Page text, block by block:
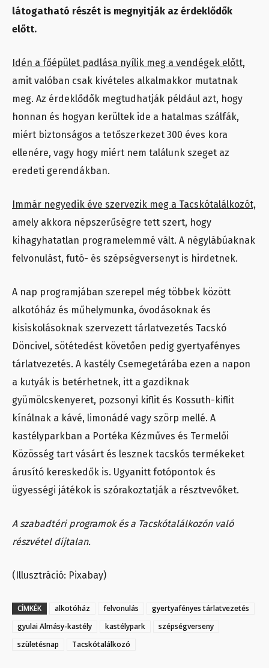
látogatható részét is megnyitják az érdeklődők
előtt.
Idén a főépület padlása nyílik meg a vendégek előtt,
amit valóban csak kivételes alkalmakkor mutatnak
meg. Az érdeklődők megtudhatják például azt, hogy
honnan és hogyan kerültek ide a hatalmas szálfák,
miért biztonságos a tetőszerkezet 300 éves kora
ellenére, vagy hogy miért nem találunk szeget az
eredeti gerendákban.
Immár negyedik éve szervezik meg a Tacskótalálkozót,
amely akkora népszerűségre tett szert, hogy
kihagyhatatlan programelemmé vált. A négylábúaknak
felvonulást, futó- és szépségversenyt is hirdetnek.
A nap programjában szerepel még többek között
alkotóház és műhelymunka, óvodásoknak és
kisiskolásoknak szervezett tárlatvezetés Tacskó
Döncivel, sötétedést követően pedig gyertyafényes
tárlatvezetés. A kastély Csemegetárába ezen a napon
a kutyák is betérhetnek, itt a gazdiknak
gyümölcskenyeret, pozsonyi kiflit és Kossuth-kiflit
kínálnak a kávé, limonádé vagy szörp mellé. A
kastélyparkban a Portéka Kézműves és Termelői
Közösség tart vásárt és lesznek tacskós termékeket
árusító kereskedők is. Ugyanitt fotópontok és
ügyességi játékok is szórakoztatják a résztvevőket.
A szabadtéri programok és a Tacskótalálkozón való
részvétel díjtalan.
(Illusztráció: Pixabay)
CÍMKÉK alkotóház felvonulás
gyertyafényes tárlatvezetés
gyulai Almásy-kastély
kastélypark
szépségverseny
születésnap
Tacskótalálkozó